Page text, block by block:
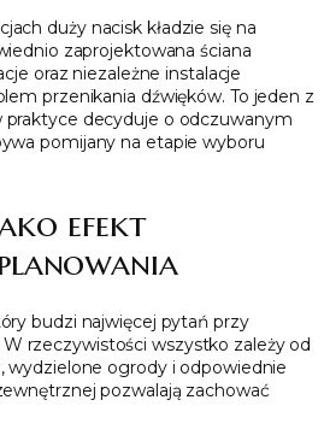
duży nacisk kładzie się na
zaprojektowana ściana
oraz niezależne instalacje
przenikania dźwięków. To jeden z
decyduje o odczuwanym
pomijany na etapie wyboru
efekt
budzi najwięcej pytań przy
rzeczywistości wszystko zależy od
wydzielone ogrody i odpowiednie
pozwalają zachować